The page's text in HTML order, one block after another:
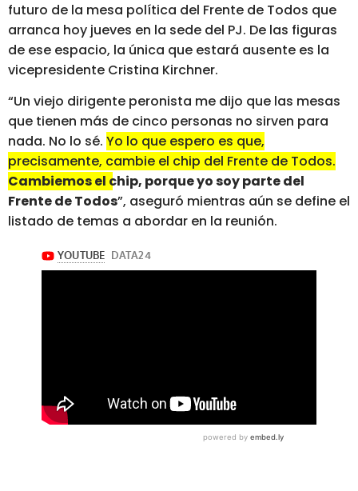
futuro de la mesa política del Frente de Todos que
arranca hoy jueves en la sede del PJ. De las figuras
de ese espacio, la única que estará ausente es la
vicepresidente Cristina Kirchner.
“Un viejo dirigente peronista me dijo que las mesas
que tienen más de cinco personas no sirven para
nada. No lo sé. Yo lo que espero es que,
precisamente, cambie el chip del Frente de Todos.
Cambiemos el chip, porque yo soy parte del
Frente de Todos”, aseguró mientras aún se define el
listado de temas a abordar en la reunión.